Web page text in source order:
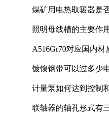
煤矿用电热取暖器是
照明母线槽的主要作
A516Gr70对应国内
镀镍钢带可以过多少
计量泵如何达到控制
联轴器的轴孔形式有